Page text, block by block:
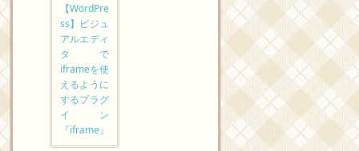
【WordPre
ss】ビジュ
アルエディ
タで
iframeを使
えるように
するプラグ
イン
『iframe』